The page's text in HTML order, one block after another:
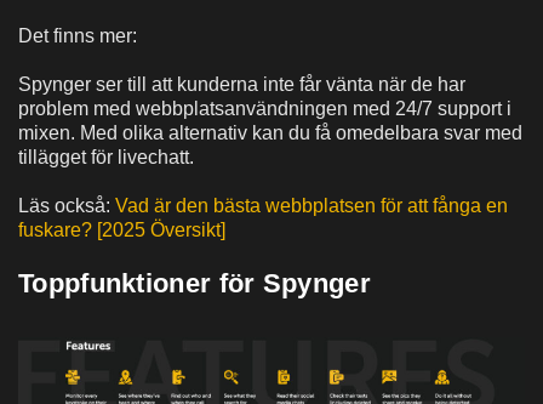
Det finns mer:
Spynger ser till att kunderna inte får vänta när de har
problem med webbplatsanvändningen med 24/7 support i
mixen. Med olika alternativ kan du få omedelbara svar med
tillägget för livechatt.
Läs också: Vad är den bästa webbplatsen för att fånga en
fuskare? [2025 Översikt]
Toppfunktioner för Spynger